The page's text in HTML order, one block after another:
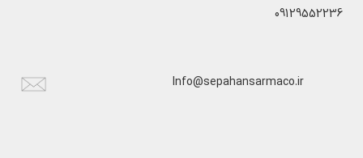
09129552236
Info@sepahansarmaco.ir